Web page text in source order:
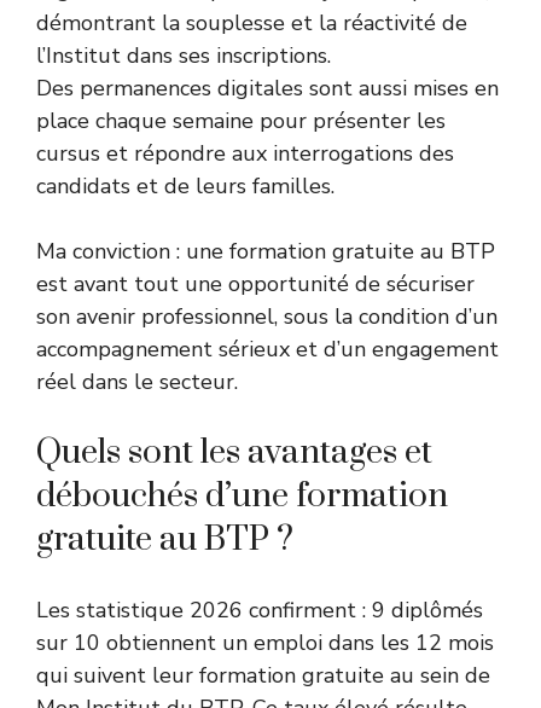
démontrant la souplesse et la réactivité de
l’Institut dans ses inscriptions.
Des permanences digitales sont aussi mises en
place chaque semaine pour présenter les
cursus et répondre aux interrogations des
candidats et de leurs familles.
Ma conviction : une formation gratuite au BTP
est avant tout une opportunité de sécuriser
son avenir professionnel, sous la condition d’un
accompagnement sérieux et d’un engagement
réel dans le secteur.
Quels sont les avantages et
débouchés d’une formation
gratuite au BTP ?
Les statistique 2026 confirment : 9 diplômés
sur 10 obtiennent un emploi dans les 12 mois
qui suivent leur formation gratuite au sein de